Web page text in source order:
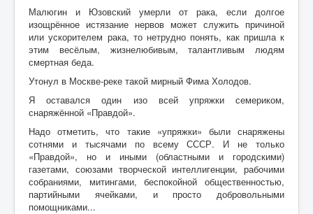
Малюгин и Юзовский умерли от рака, если долгое
изощрённое истязание нервов может служить причиной
или ускорителем рака, то нетрудно понять, как пришла к
этим весёлым, жизнелюбивым, талантливым людям
смертная беда.
Утонул в Москве-реке такой мирный Фима Холодов.
Я оставался один изо всей упряжки семериком,
снаряжённой «Правдой».
Надо отметить, что такие «упряжки» были снаряжены
сотнями и тысячами по всему СССР. И не только
«Правдой», но и иными (областными и городскими)
газетами, союзами творческой интеллигенции, рабочими
собраниями, митингами, беспокойной общественностью,
партийными ячейками, и просто добровольными
помощниками...